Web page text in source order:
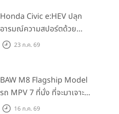
Honda Civic e:HEV ปลุก
อารมณ์ความสปอร์ตด้วย
Honda S+ Shift ครั้งแรกใน
Traffic Monitor เพียงจอง
ภายใน 31 ก.ค. 2569 รับบัตร
น้ำมันมูลค่า 10,000 บาท
23 ก.ค. 69
BAW M8 Flagship Model
รถ MPV 7 ที่นั่ง ที่จะมาเจาะ
ตลาดครอบครัวและองค์กรยุค
16 ก.ค. 69